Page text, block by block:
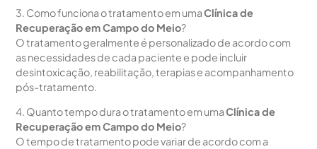
3. Como funciona o tratamento em umaClínica de
Recuperação em Campo do Meio?
O tratamento geralmente é personalizado de acordo com
as necessidades de cada paciente e pode incluir
desintoxicação, reabilitação, terapias e acompanhamento
pós-tratamento.
4. Quanto tempo dura o tratamento em umaClínica de
Recuperação em Campo do Meio?
O tempo de tratamento pode variar de acordo com a